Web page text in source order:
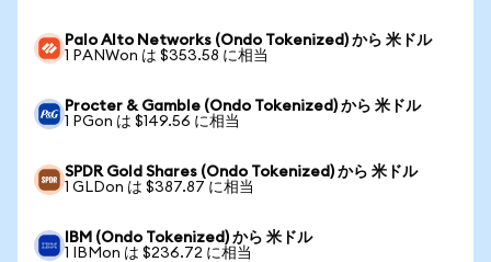
Palo Alto Networks (Ondo Tokenized) から 米ドル
1 PANWon は $353.58 に相当
Procter & Gamble (Ondo Tokenized) から 米ドル
1 PGon は $149.56 に相当
SPDR Gold Shares (Ondo Tokenized) から 米ドル
1 GLDon は $387.87 に相当
IBM (Ondo Tokenized) から 米ドル
1 IBMon は $236.72 に相当